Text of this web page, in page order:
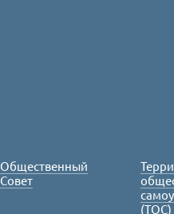
Общественный
Совет
(ТОС)